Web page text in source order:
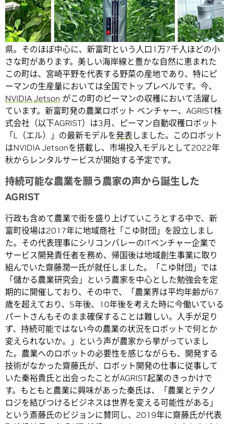
日照時間の長さから、「日本のひなた」と称される宮崎
県。そのほぼ中心に、新富町という人口1万7千人ほどの小
さな町があります。 美しい海岸線と豊かな自然に恵まれた
この町は、宮崎平野を代表する野菜の産地であり、特にピ
ーマンの生産量においては全国でトップレベルです。今、
NVIDIA Jetson がこの町のピーマンの収穫において活躍し
ています。新富町発の農業ロボット ベンチャー、AGRIST株
式会社（以下AGRIST）は3月、ピーマン自動収穫ロボット
「L（エル）」の最新モデルを発表 しました。このロボット
はNVIDIA Jetsonを搭載し、市場投入モデルとして2022年
秋からレンタルサービスが開始する予定です。
持続可能な農業を願う農家の声から誕生した
AGRIST
行政も含めて農業で街を盛り上げていこうとする中で、新
富町役場は2017年に地域商社「こゆ財団」を設立しまし
た。その代表理事にシリコンバレーのITベンチャー企業で
サービス開発責任者を務め、帰国後は地域創生事業に取り
組んでいた齋藤潤一氏が就任しました。「こゆ財団」では
「儲かる農業研究会」という農家を中心とした勉強会を定
期的に開催しており、その中で、「農業界は平均年齢が67
歳を超えており、5年後、10年後を考えた時に今働いている
パートさんもそのまま確保することは難しい。人手が足り
ず、持続可能ではない今の農業の状況をロボットで何とか
変えられないか。」という声が農家から挙がっていまし
た。農業へのロボットの必要性を感じながらも、開発する
技術がなかった齋藤氏が、ロボット開発の仕事に従事して
いた秦裕貴氏と出会ったことがAGRIST起業のきっかけで
す。もともと農業に興味があった秦氏は、「農業とテクノ
ロジを結びつけるビジネスは世界を変える可能性がある」
という斎藤氏のビジョンに賛同し、2019年に齋藤氏が代表